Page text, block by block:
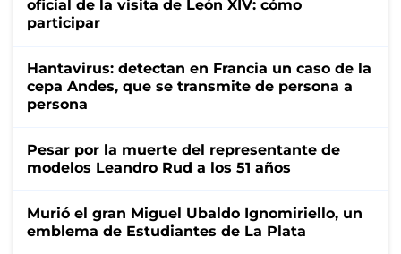
oficial de la visita de León XIV: cómo
participar
Hantavirus: detectan en Francia un caso de la
cepa Andes, que se transmite de persona a
persona
Pesar por la muerte del representante de
modelos Leandro Rud a los 51 años
Murió el gran Miguel Ubaldo Ignomiriello, un
emblema de Estudiantes de La Plata